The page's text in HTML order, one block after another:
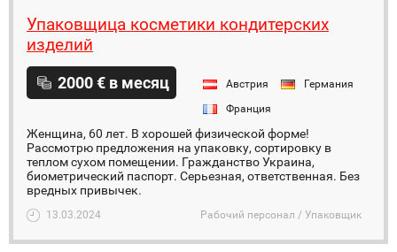
Упаковщица косметики кондитерских
изделий
2000 € в месяц Австрия
Германия
Франция
Женщина, 60 лет. В хорошей физической форме!
Рассмотрю предложения на упаковку, сортировку в
теплом сухом помещении. Гражданство Украина,
биометрический паспорт. Серьезная, ответственная. Без
вредных привычек.
13.03.2024 Рабочий персонал / Упаковщик